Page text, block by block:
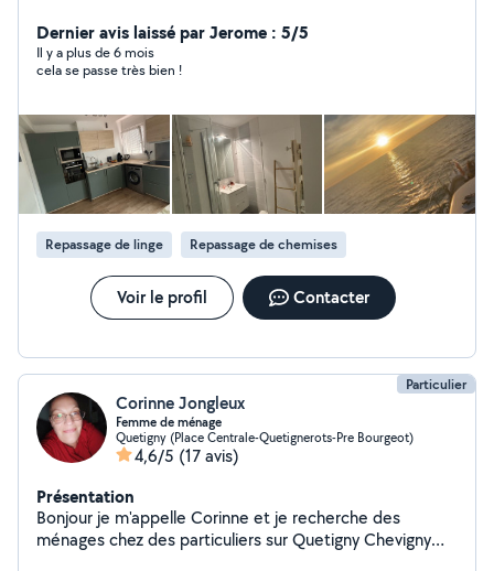
sérieuse et professionnelle, dynamique et organiser.
Travail soigner. Je fait également du repassage à mon
domicile . Je m'adapte à votre demande. N'hésiter pas
restante. À très bientôt.
Dernier avis laissé par Jerome : 5/5
Il y a plus de 6 mois
cela se passe très bien !
Repassage de linge Repassage de chemises
Voir le profil Contacter
Particulier
Corinne Jongleux
Femme de ménage
Quetigny (Place Centrale-Quetignerots-Pre Bourgeot)
4,6/5 (17 avis)
Présentation
Bonjour je m'appelle Corinne et je recherche des
ménages chez des particuliers sur Quetigny Chevigny